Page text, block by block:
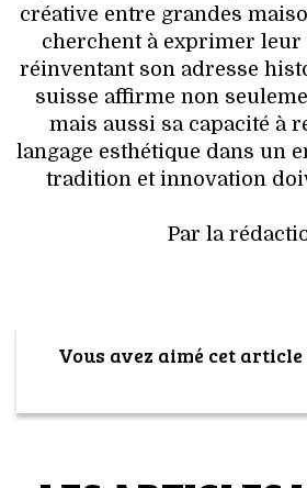
créative entre grandes
cherchent à exprimer leur
réinventant son adresse
suisse affirme non
mais aussi sa capacité à
langage esthétique dans un
tradition et innovation
Par la
Vous avez aimé cet article